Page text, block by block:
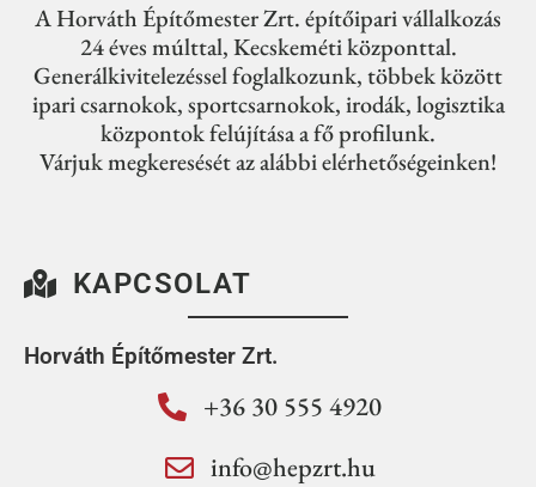
A Horváth Építőmester Zrt. építőipari vállalkozás
24 éves múlttal, Kecskeméti központtal.
Generálkivitelezéssel foglalkozunk, többek között
ipari csarnokok, sportcsarnokok, irodák, logisztika
központok felújítása a fő profilunk.
Várjuk megkeresését az alábbi elérhetőségeinken!
KAPCSOLAT
Horváth Építőmester Zrt.
+36 30 555 4920
info@hepzrt.hu